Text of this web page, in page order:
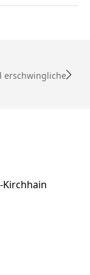
erschwingliche
Kirchhain